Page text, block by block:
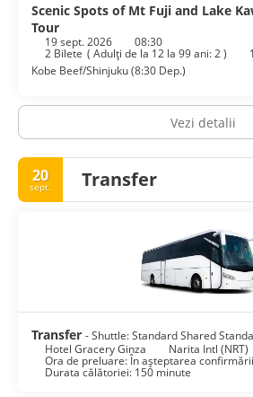
Scenic Spots of Mt Fuji and Lake
Tour
19 sept. 2026 08:30
2 Bilete ( Adulţi de la 12 la 99 ani: 2)
Kobe Beef/Shinjuku (8:30 Dep.)
Vezi detalii
20
sept. Transfer
Transfer - Shuttle: Standard Shared
Hotel Gracery Ginza
Narita Intl (NRT)
Ora de preluare: În așteptarea confirmării
Durata călătoriei: 150 minute